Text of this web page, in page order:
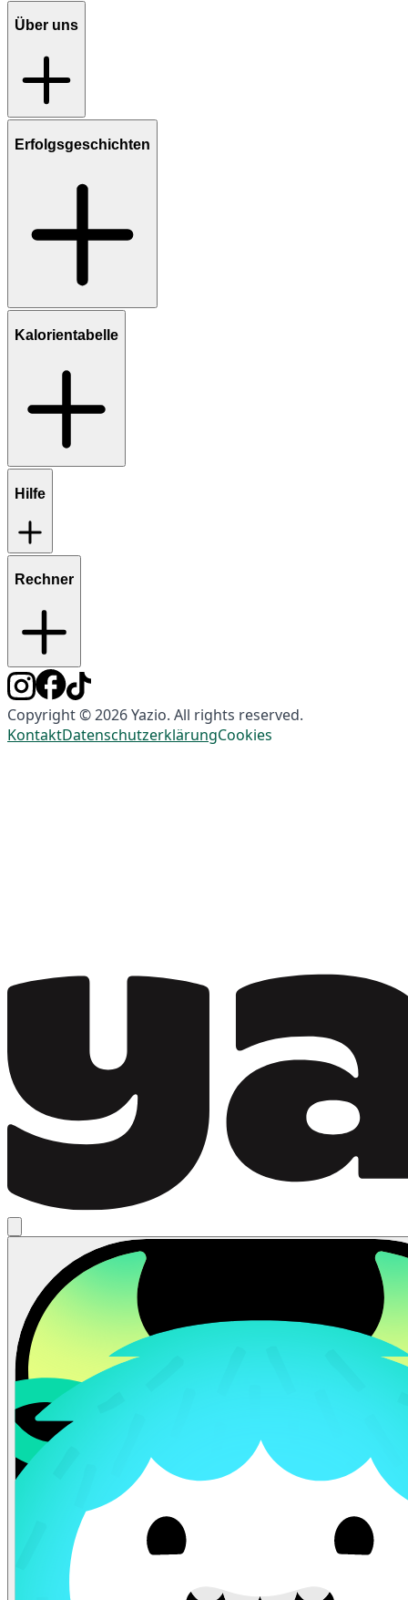
Über uns
Erfolgsgeschichten
Kalorientabelle
Hilfe
Rechner
Copyright © 2026 Yazio. All rights reserved.
KontaktDatenschutzerklärungCookies